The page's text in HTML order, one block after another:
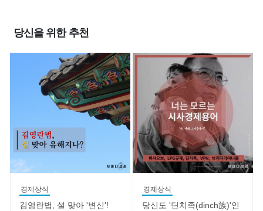
당신을 위한 추천
경제상식
김영란법, 설 맞아 '변신'!
경제상식
당신도 '딘치족(dinch族)'인